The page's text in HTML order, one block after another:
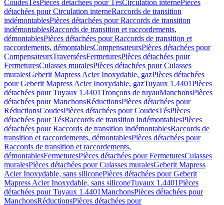
CoudesTésPièces détachées pour TésCirculation internePièces
détachées pour Circulation interneRaccords de transition
indémontablesPièces détachées pour Raccords de transition
indémontablesRaccords de transition et raccordements,
démontablesPièces détachées pour Raccords de transition et
raccordements, démontablesCompensateursPièces détachées pour
CompensateursTraverséesFermeturesPièces détachées pour
FermeturesCulasses muralesPièces détachées pour Culasses
muralesGeberit Mapress Acier Inoxydable, gazPièces détachées
pour Geberit Mapress Acier Inoxydable, gazTuyaux 1.4401Pièces
détachées pour Tuyaux 1.4401Tronçons de tuyauManchonsPièces
détachées pour ManchonsRéductionsPièces détachées pour
RéductionsCoudesPièces détachées pour CoudesTésPièces
détachées pour TésRaccords de transition indémontablesPièces
détachées pour Raccords de transition indémontablesRaccords de
transition et raccordements, démontablesPièces détachées pour
Raccords de transition et raccordements,
démontablesFermeturesPièces détachées pour FermeturesCulasses
muralesPièces détachées pour Culasses muralesGeberit Mapress
Acier Inoxydable, sans siliconePièces détachées pour Geberit
Mapress Acier Inoxydable, sans siliconeTuyaux 1.4401Pièces
détachées pour Tuyaux 1.4401ManchonsPièces détachées pour
ManchonsRéductionsPièces détachées pour